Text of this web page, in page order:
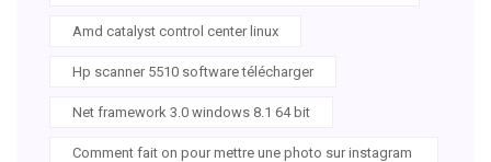
Amd catalyst control center linux
Hp scanner 5510 software télécharger
Net framework 3.0 windows 8.1 64 bit
Comment fait on pour mettre une photo sur instagram